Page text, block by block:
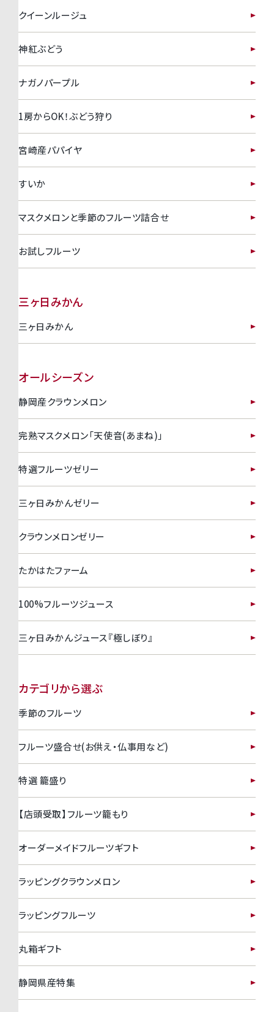
クイーンルージュ
神紅ぶどう
ナガノパープル
1房からOK！ぶどう狩り
宮崎産パパイヤ
すいか
マスクメロンと季節のフルーツ詰合せ
お試しフルーツ
三ヶ日みかん
三ヶ日みかん
オールシーズン
静岡産クラウンメロン
完熟マスクメロン「天使音(あまね)」
特選フルーツゼリー
三ヶ日みかんゼリー
クラウンメロンゼリー
たかはたファーム
100%フルーツジュース
三ヶ日みかんジュース『極しぼり』
カテゴリから選ぶ
季節のフルーツ
フルーツ盛合せ(お供え・仏事用など)
特選 籠盛り
【店頭受取】フルーツ籠もり
オーダーメイドフルーツギフト
ラッピングクラウンメロン
ラッピングフルーツ
丸箱ギフト
静岡県産特集